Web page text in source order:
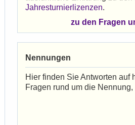
Jahresturnierlizenzen.
zu den Fragen
Nennungen
Hier finden Sie Antworten auf
Fragen rund um die Nennung,